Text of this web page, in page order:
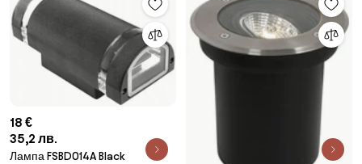
18 €
35,2 лв.
Лампа FSBD014A Black